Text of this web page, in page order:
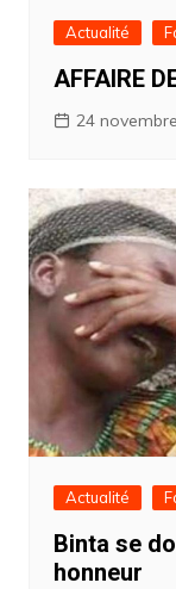
Actualité
AFFAIRE
24
Actualité
Binta se
honneur